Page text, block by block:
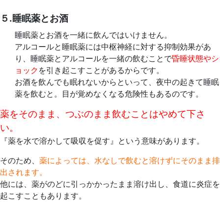
５.睡眠薬とお酒
睡眠薬とお酒を一緒に飲んではいけません。
アルコールと睡眠薬には中枢神経に対する抑制効果があ
り、睡眠薬とアルコールを一緒の飲むことで昏睡状態やシ
ョック を引き起こすことがあるからです。
お酒を飲んでも眠れないからといって、夜中の起きて睡眠
薬を飲むと。目が覚めなくなる危険性もあるのです。
薬をそのまま、つぶのまま飲むことはやめて下さ
い。
『薬を水で溶かして吸収を促す』という意味があります。
そのため、 薬によっては、水なしで飲むと溶けずにそのまま排
出されます。
他には、薬がのどに引っかかったまま溶け出し、食道に炎症を
起こすこともあります。